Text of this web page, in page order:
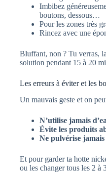
Imbibez
boutons, dessous…
Pour les zones très
Rincez avec une
Bluffant, non ? Tu verras,
solution pendant 15 à 20
Les erreurs à éviter et les
Un mauvais geste et on
N’utilise jamais
Évite les produits
Ne pulvérise
Et pour garder ta hotte
ou les changer tous les 2